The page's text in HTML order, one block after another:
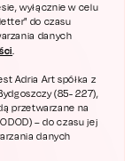
wyłącznie w celu
do czasu
danych
.
Adria Art spółka z
(85- 227),
przetwarzane na
– do czasu jej
danych